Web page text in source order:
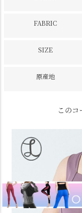
FABRIC
SIZE
原産地
この